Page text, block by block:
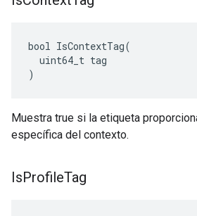
bool IsContextTag(
  uint64_t tag
)
Muestra true si la etiqueta
específica del contexto.
IsProfileTag